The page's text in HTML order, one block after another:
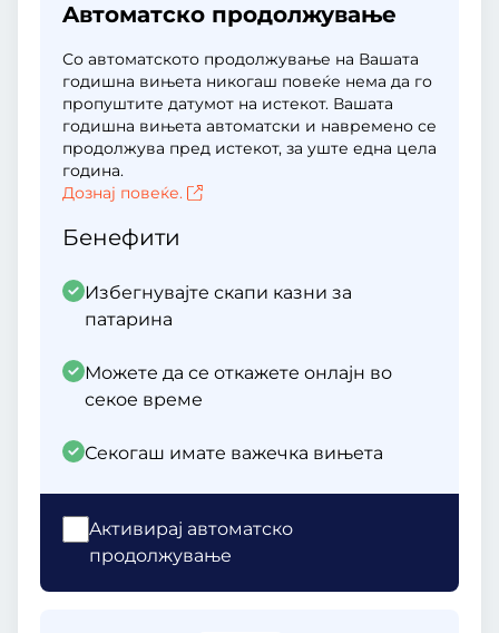
Aвтоматско продолжување
Со автоматското продолжување на Вашата
годишна вињета никогаш повеќе нема да го
пропуштите датумот на истекот. Вашата
годишна вињета автоматски и навремено се
продолжува пред истекот, за уште една цела
година.
Дознај повеќе.
Бенефити
Избегнувајте скапи казни за
патарина
Можете да се откажете онлајн во
секое време
Секогаш имате важечка вињета
Aктивирај автоматско
продолжување